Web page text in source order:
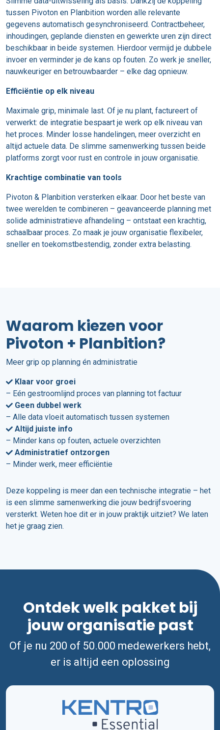
tussen Pivoton en Planbition worden alle relevante
gegevens automatisch gesynchroniseerd. Contractbeheer,
inhoudingen, geplande diensten en gewerkte uren zijn direct
beschikbaar in beide systemen. Hierdoor vermijd je dubbele
invoer en verminder je de kans op fouten. Zo werk je sneller,
nauwkeuriger en betrouwbaarder – elke dag opnieuw.
Efficiëntie op elk niveau
Maximale grip, minimale last. Of je nu plant, factureert of
verwerkt: de integratie bespaart je werk op elk niveau van
het proces. Minder losse handelingen, meer overzicht en
altijd actuele data. De slimme samenwerking tussen beide
platforms zorgt voor rust en controle in jouw organisatie.
Krachtige combinatie van tools
Pivoton & Planbition versterken elkaar. Door het beste van
twee werelden te combineren – geavanceerde planning met
solide administratieve afhandeling – ontstaat een krachtig,
schaalbaar proces. Zo maak je jouw organisatie flexibeler,
sneller en toekomstbestendig, zonder extra belasting.
Waarom kiezen voor
Pivoton + Planbition?
Meer grip op planning én administratie
Klaar voor groei
– Eén gestroomlijnd proces van planning tot factuur
Geen dubbel werk
– Alle data vloeit automatisch tussen systemen
Altijd juiste info
– Minder kans op fouten, actuele overzichten
Administratief ontzorgen
– Minder werk, meer efficiëntie
Deze koppeling is meer dan een technische integratie – het
is een slimme samenwerking die jouw bedrijfsvoering
versterkt. Weten hoe dit er in jouw praktijk uitziet? We laten
het je graag zien.
Ontdek welk pakket bij
jouw organisatie past
Of je nu 200 of 50.000 medewerkers hebt,
er is altijd een oplossing